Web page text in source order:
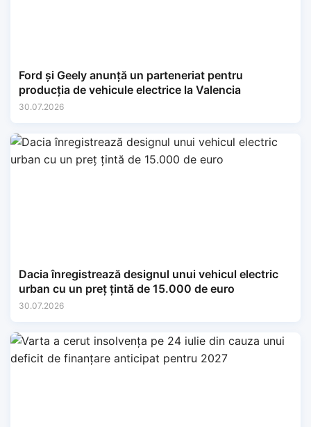
Ford și Geely anunță un parteneriat pentru
producția de vehicule electrice la Valencia
30.07.2026
Dacia înregistrează designul unui vehicul electric
urban cu un preț țintă de 15.000 de euro
30.07.2026